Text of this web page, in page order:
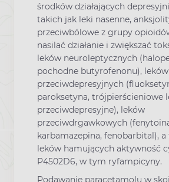
środków działających
takich jak leki nasenne,
przeciwbólowe z grupy
nasilać działanie i zwiększać
leków neuroleptycznych
pochodne butyrofenonu), leków
przeciwdepresyjnych
paroksetyna, trójpierścieniowe
przeciwdepresyjne), leków
przeciwdrgawkowych
karbamazepina, fenobarbital),
leków hamujących aktywność
P4502D6, w tym ryfampicyny.
Podawanie paracetamolu w